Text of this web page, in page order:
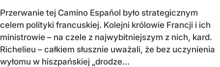
Przerwanie tej Camino Español było strategicznym
celem polityki francuskiej. Kolejni królowie Francji i ich
ministrowie – na czele z najwybitniejszym z nich, kard.
Richelieu – całkiem słusznie uważali, że bez uczynienia
wyłomu w hiszpańskiej „drodze...